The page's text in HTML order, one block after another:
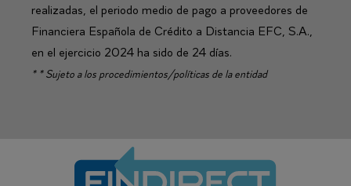
realizadas, el periodo medio de pago a proveedores de
Financiera Española de Crédito a Distancia EFC, S.A.,
en el ejercicio 2024 ha sido de 24 días.
* * Sujeto a los procedimientos/políticas de la entidad